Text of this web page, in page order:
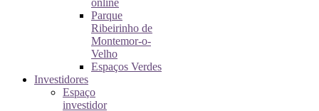
online
Parque
Ribeirinho de
Montemor-o-
Velho
Espaços Verdes
Investidores
Espaço
investidor